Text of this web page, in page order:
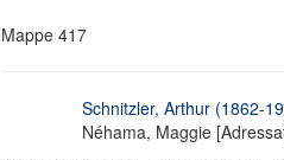
Mappe 417
Schnitzler, Arthur (1862-
Néhama, Maggie